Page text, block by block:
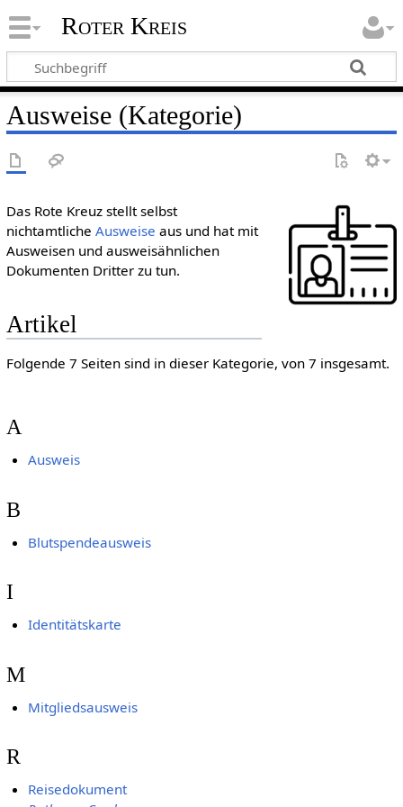
Roter Kreis
Ausweise (Kategorie)
Das Rote Kreuz stellt selbst
nichtamtliche Ausweise aus und hat mit
Ausweisen und ausweisähnlichen
Dokumenten Dritter zu tun.
Artikel
Folgende 7 Seiten sind in dieser Kategorie, von 7 insgesamt.
A
Ausweis
B
Blutspendeausweis
I
Identitätskarte
M
Mitgliedsausweis
R
Reisedokument